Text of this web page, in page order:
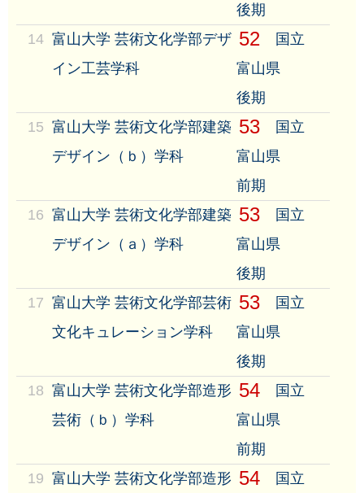
後期
14 富山大学 芸術文化学部デザ
イン工芸学科
52
国立
富山県
後期
15 富山大学 芸術文化学部建築
デザイン（ｂ）学科
53
国立
富山県
前期
16 富山大学 芸術文化学部建築
デザイン（ａ）学科
53
国立
富山県
後期
17 富山大学 芸術文化学部芸術
文化キュレーション学科
53
国立
富山県
後期
18 富山大学 芸術文化学部造形
芸術（ｂ）学科
54
国立
富山県
前期
19 富山大学 芸術文化学部造形 54 国立